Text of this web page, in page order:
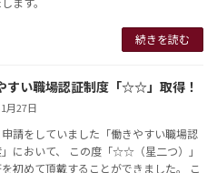
続きを読む
すい職場認証制度「☆☆」取得！
月27日
請をしていました「働きやすい職場認
において、 この度「☆☆（星二つ）」
初めて頂戴することができました。 こ